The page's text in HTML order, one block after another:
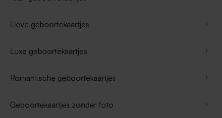
Lieve geboortekaartjes
Luxe geboortekaartjes
Romantische geboortekaartjes
Geboortekaartjes zonder foto